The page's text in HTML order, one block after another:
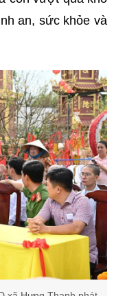
an, sức khỏe và